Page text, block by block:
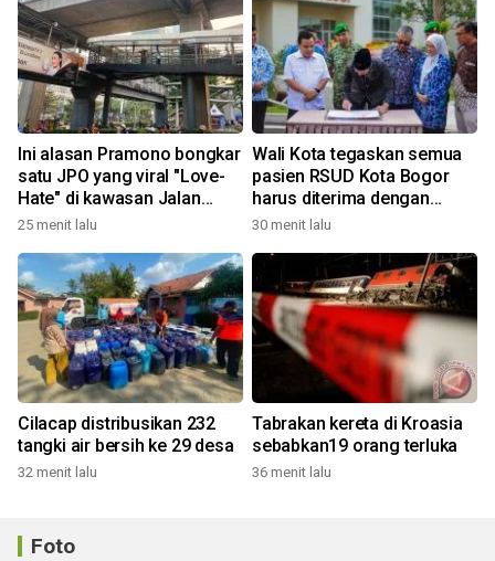
Ini alasan Pramono bongkar
satu JPO yang viral "Love-
Hate" di kawasan Jalan
Rasuna Said
25 menit lalu
Wali Kota tegaskan semua
pasien RSUD Kota Bogor
harus diterima dengan
profesional
30 menit lalu
Cilacap distribusikan 232
tangki air bersih ke 29 desa
32 menit lalu
Tabrakan kereta di Kroasia
sebabkan19 orang terluka
36 menit lalu
Foto